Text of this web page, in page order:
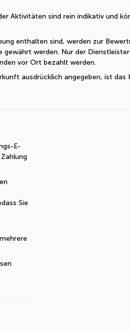
Aktivitäten sind rein indikativ und
enthalten sind, werden zur
werden. Nur der
vor Ort bezahlt werden.
ausdrücklich angegeben, ist
E-
Sie